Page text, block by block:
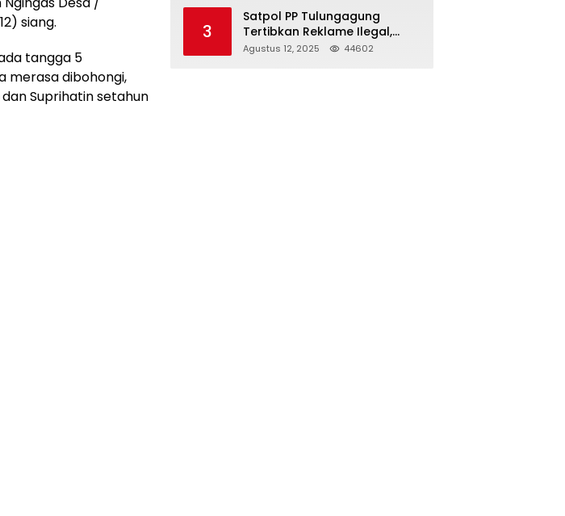
siang.
tangga 5
merasa dibohongi,
Suprihatin setahun
3
Satpol PP Tulungagung
Tertibkan Reklame Ilegal,
Wujudkan Kota yang Rapi
Agustus 12, 2025 44602